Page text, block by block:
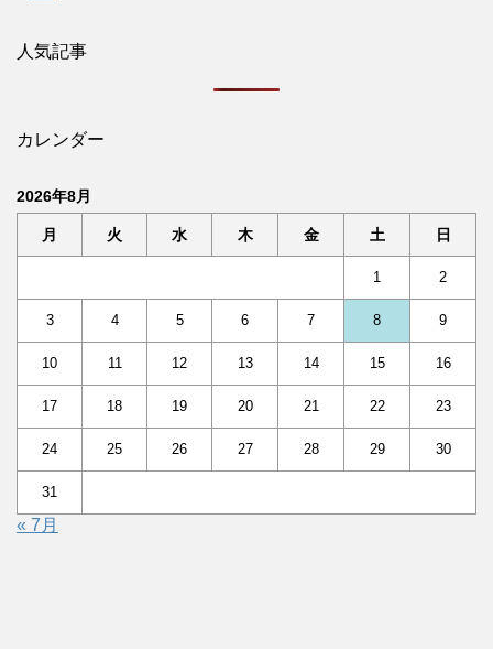
人気記事
カレンダー
2026年8月
月 火 水 木 金 土 日
1 2
3 4 5 6 7 8 9
10 11 12 13 14 15 16
17 18 19 20 21 22 23
24 25 26 27 28 29 30
31
« 7月